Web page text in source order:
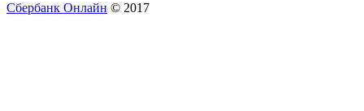
Сбербанк Онлайн © 2017